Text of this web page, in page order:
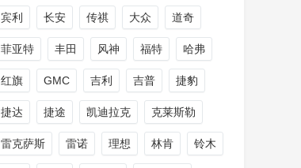
宾利 长安 传祺 大众 道奇
菲亚特 丰田 风神 福特 哈弗
红旗 GMC 吉利 吉普 捷豹
捷达 捷途 凯迪拉克 克莱斯勒
雷克萨斯 雷诺 理想 林肯 铃木